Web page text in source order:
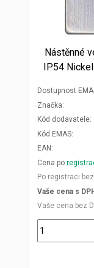
Nástěnné
IP54
Dostupnost
Značka
Kód dodavatele
Kód EMAS
EAN
Cena po
Po registraci bez
Vaše cena s
Vaše cena bez